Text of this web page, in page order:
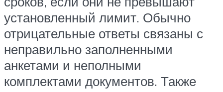
установленный лимит. Обычно
отрицательные ответы связаны с
неправильно заполненными
анкетами и неполными
комплектами документов. Также